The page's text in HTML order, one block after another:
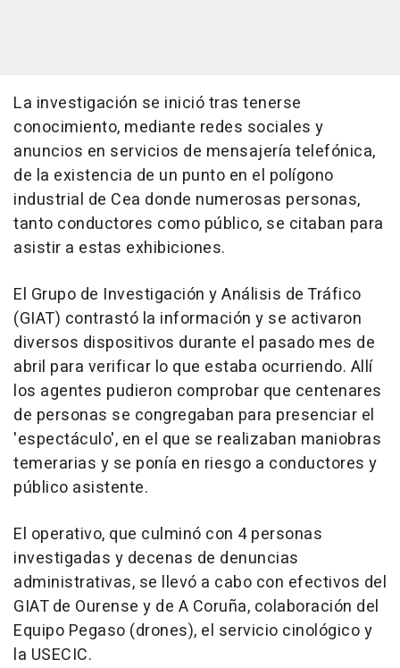
La investigación se inició tras tenerse
conocimiento, mediante redes sociales y
anuncios en servicios de mensajería telefónica,
de la existencia de un punto en el polígono
industrial de Cea donde numerosas personas,
tanto conductores como público, se citaban para
asistir a estas exhibiciones.
El Grupo de Investigación y Análisis de Tráfico
(GIAT) contrastó la información y se activaron
diversos dispositivos durante el pasado mes de
abril para verificar lo que estaba ocurriendo. Allí
los agentes pudieron comprobar que centenares
de personas se congregaban para presenciar el
'espectáculo', en el que se realizaban maniobras
temerarias y se ponía en riesgo a conductores y
público asistente.
El operativo, que culminó con 4 personas
investigadas y decenas de denuncias
administrativas, se llevó a cabo con efectivos del
GIAT de Ourense y de A Coruña, colaboración del
Equipo Pegaso (drones), el servicio cinológico y
la USECIC.